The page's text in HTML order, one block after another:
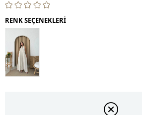
RENK SEÇENEKLERİ